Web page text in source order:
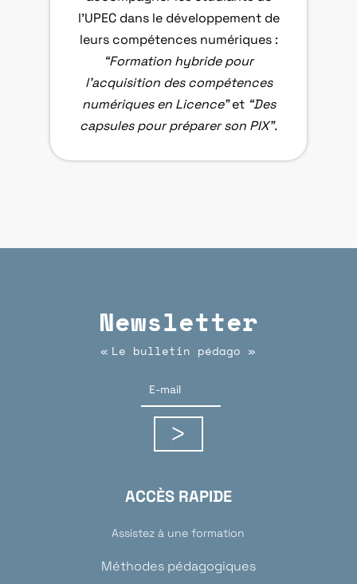
l’UPEC dans le développement de
leurs compétences numériques :
“Formation hybride pour
l’acquisition des compétences
numériques en Licence”et “Des
capsules pour préparer son PIX”.
Newsletter
« Le bulletin pédago »
ACCÈS RAPIDE
Assistez à une formation
Méthodes pédagogiques